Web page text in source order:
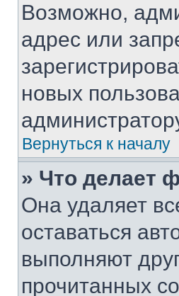
Возможно,
адрес или
новых
Вернуться к началу
» Что делает
Она удаляет
оставаться
выполняют
прочитанных